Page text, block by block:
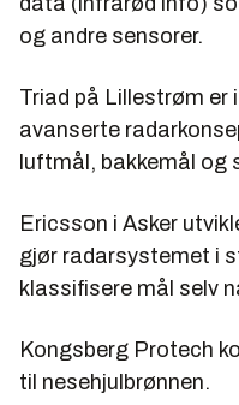
og andre sensorer.
Triad på Lillestrøm er
avanserte
luftmål, bakkemål og
Ericsson i Asker
gjør radarsystemet i
klassifisere mål selv
Kongsberg Protech
til nesehjulbrønnen.